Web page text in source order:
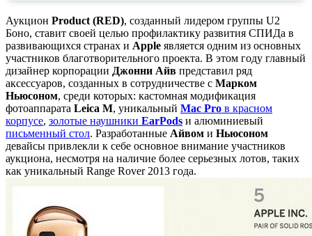
Аукцион Product (RED), созданный лидером группы U2
Боно, ставит своей целью профилактику развития СПИДа в
развивающихся странах и Apple является одним из основных
участников благотворительного проекта. В этом году главный
дизайнер корпорации Джонни Айв представил ряд
аксессуаров, созданных в сотрудничестве с Марком
Ньюсоном, среди которых: кастомная модификация
фотоаппарата Leica M, уникальный Mac Pro в красном
корпусе, золотые наушники EarPods и алюминиевый
письменный стол. Разработанные Айвом и Ньюсоном
девайсы привлекли к себе основное внимание участников
аукциона, несмотря на наличие более серьезных лотов, таких
как уникальный Range Rover 2013 года.